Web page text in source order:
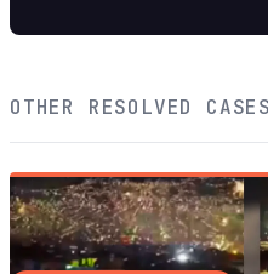
OTHER RESOLVED CASES